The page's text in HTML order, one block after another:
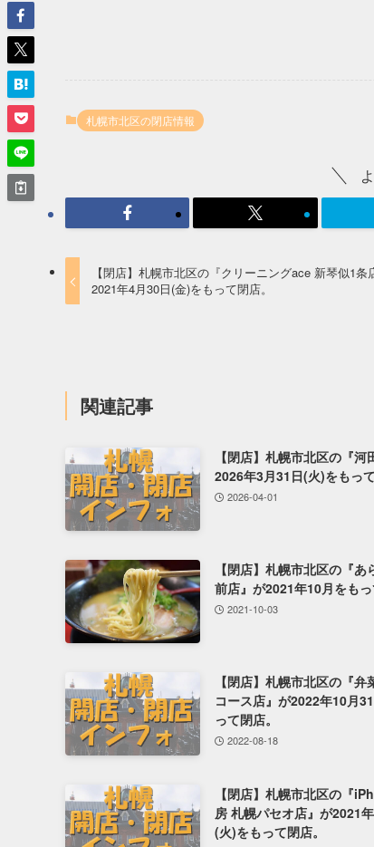
札幌市北区の閉店情報
【閉店】札幌市北区の『クリーニングace 新琴似1条
2021年4月30日(金)をもって閉店。
関連記事
【閉店】札幌市北区の『河
2026年3月31日(火)をもって
2026-04-01
【閉店】札幌市北区の『あ
前店』が2021年10月をもっ
2021-10-03
【閉店】札幌市北区の『弁
コース店』が2022年10月
って閉店。
2022-08-18
【閉店】札幌市北区の『
房 札幌パセオ店』が2021
(火)をもって閉店。